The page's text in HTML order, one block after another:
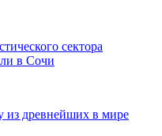
сектора
в Сочи
из древнейших в мире